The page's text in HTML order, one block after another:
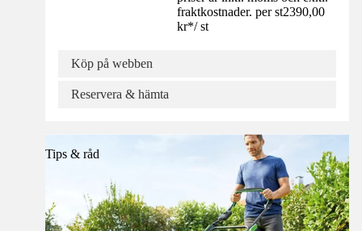
fraktkostnader. per st2390,00
kr*/ st
Köp på webben
Reservera & hämta
Tips & råd